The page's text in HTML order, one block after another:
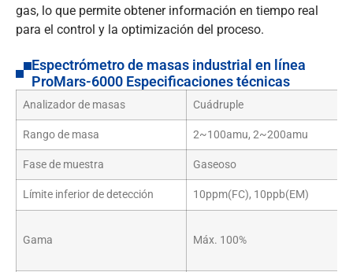
gas, lo que permite obtener información en tiempo real
para el control y la optimización del proceso.
Espectrómetro de masas industrial en línea
ProMars-6000 Especificaciones técnicas
Analizador de masas Cuádruple
Rango de masa 2~100amu, 2~200amu
Fase de muestra Gaseoso
Límite inferior de detección 10ppm(FC), 10ppb(EM)
Gama Máx. 100%